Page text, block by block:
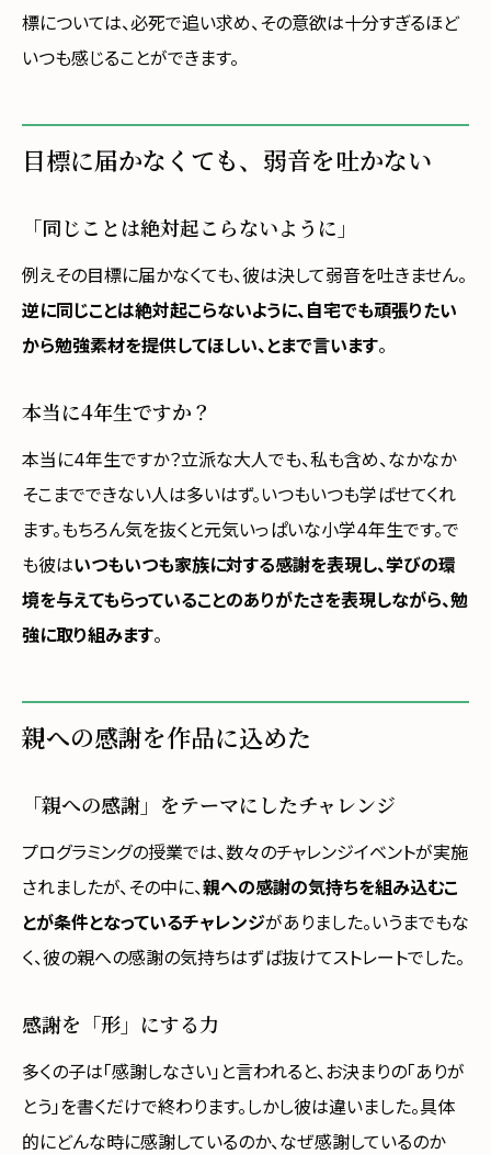
標については、必死で追い求め、その意欲は十分すぎるほど
いつも感じることができます。
目標に届かなくても、弱音を吐かない
「同じことは絶対起こらないように」
例えその目標に届かなくても、彼は決して弱音を吐きません。
逆に同じことは絶対起こらないように、自宅でも頑張りたい
から勉強素材を提供してほしい、とまで言います。
本当に4年生ですか？
本当に4年生ですか？立派な大人でも、私も含め、なかなか
そこまでできない人は多いはず。いつもいつも学ばせてくれ
ます。もちろん気を抜くと元気いっぱいな小学4年生です。で
も彼はいつもいつも家族に対する感謝を表現し、学びの環
境を与えてもらっていることのありがたさを表現しながら、勉
強に取り組みます。
親への感謝を作品に込めた
「親への感謝」をテーマにしたチャレンジ
プログラミングの授業では、数々のチャレンジイベントが実施
されましたが、その中に、親への感謝の気持ちを組み込むこ
とが条件となっているチャレンジがありました。いうまでもな
く、彼の親への感謝の気持ちはずば抜けてストレートでした。
感謝を「形」にする力
多くの子は「感謝しなさい」と言われると、お決まりの「ありが
とう」を書くだけで終わります。しかし彼は違いました。具体
的にどんな時に感謝しているのか、なぜ感謝しているのか